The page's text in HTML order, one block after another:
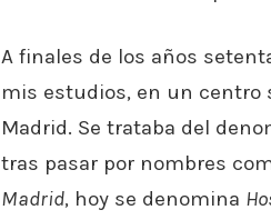
A finales de los años
mis estudios, en un centro
Madrid. Se trataba del
tras pasar por nombres
Madrid, hoy se denomina